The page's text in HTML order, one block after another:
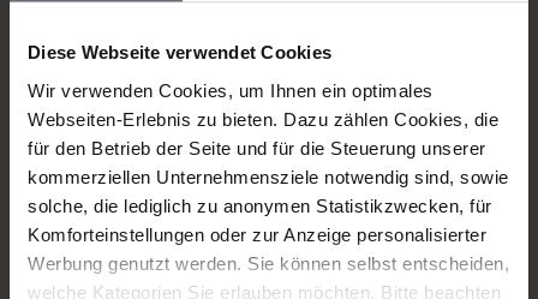
Diese Webseite verwendet Cookies
Wir verwenden Cookies, um Ihnen ein optimales
Webseiten-Erlebnis zu bieten. Dazu zählen Cookies, die
für den Betrieb der Seite und für die Steuerung unserer
kommerziellen Unternehmensziele notwendig sind, sowie
solche, die lediglich zu anonymen Statistikzwecken, für
Komforteinstellungen oder zur Anzeige personalisierter
Werbung genutzt werden. Sie können selbst entscheiden,
welche Kategorien Sie erlauben möchten. Bitte beachten
Besondere Merkmale: Magnetisch
auswechselbare
Spitze
Zustand: Gebraucht
Max. Laufzeit laut Hersteller: Bis zu 30 Tage
GTIN/EAN: 0194850725500